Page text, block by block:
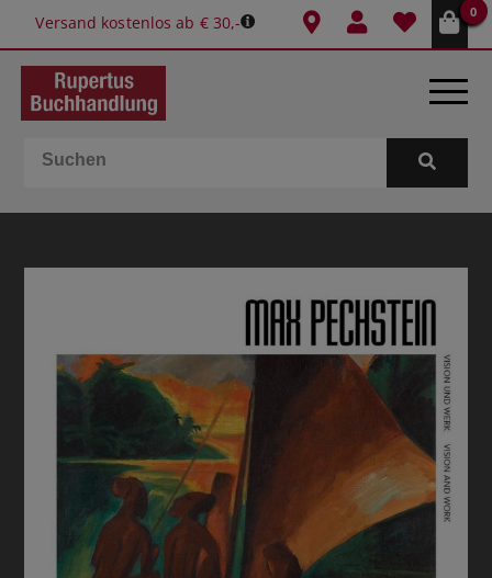
Versand kostenlos ab € 30,-
0
BÜCHER
GESCHENKIDEEN & MEHR
BUCHTIPPS